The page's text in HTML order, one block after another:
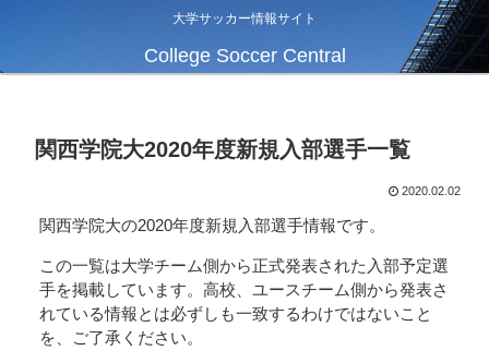
大学サッカー情報サイト
College Soccer Central
関西学院大2020年度新規入部選手一覧
2020.02.02
関西学院大の2020年度新規入部選手情報です。
この一覧は大学チーム側から正式発表された入部予定選
手を掲載しています。高校、ユースチーム側から発表さ
れている情報とは必ずしも一致するわけではないこと
を、ご了承ください。